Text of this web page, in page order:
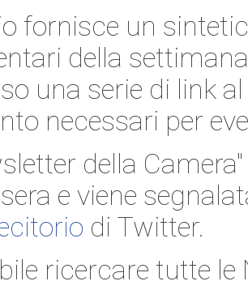
fornisce un
della
una serie di link
necessari per
della
e viene
di Twitter.
ricercare tutte